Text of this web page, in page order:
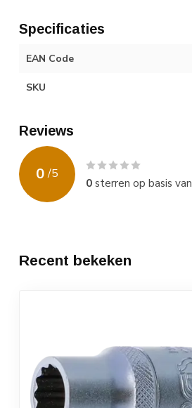
Specificaties
EAN Code
SKU
Reviews
0 /5
0sterren op basis van
Recent bekeken